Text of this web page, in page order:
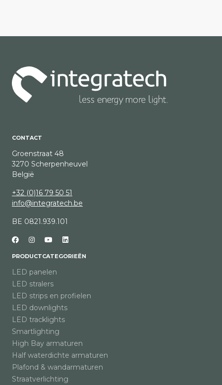
CONTACT
Groenstraat 48
3270 Scherpenheuvel
België
+32 (0)16 79 50 51
info@integratech.be
BE 0821.939.101
PRODUCTCATEGORIEËN
LED panelen
LED stralers
LED strips en profielen
LED downlights
LED tracklights
Smartlighting
High Bay armaturen
Half waterdichte armaturen
Plafond & wandarmaturen
Straatverlichting